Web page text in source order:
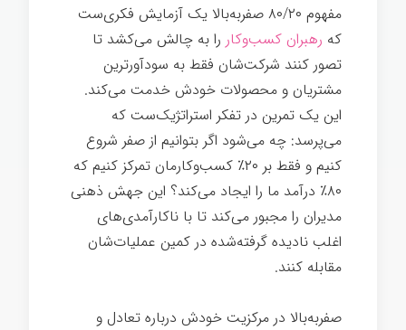
مفهوم ۸۰/۲۰ صفربه‌بالا یک آزمایش فکری‌ست
که رهبران کسب‌وکار را به چالش می‌کشد تا
تصور کنند شرکت‌شان فقط به سودآورترین
مشتریان و محصولات خودش خدمت می‌کند.
این یک تمرین در تفکر استراتژیک‌ست که
می‌پرسد: چه می‌شود اگر بتوانیم از صفر شروع
کنیم و فقط بر ۲۰٪ کسب‌وکارمان تمرکز کنیم که
۸۰٪ درآمد ما را ایجاد می‌کند؟ این جهش ذهنی
مدیران را مجبور می‌کند تا با ناکارآمدی‌های
اغلب نادیده گرفته‌شده در کمین عملیات‌شان
مقابله کنند.
صفربه‌بالا در مرکزیت خودش درباره تعادل و